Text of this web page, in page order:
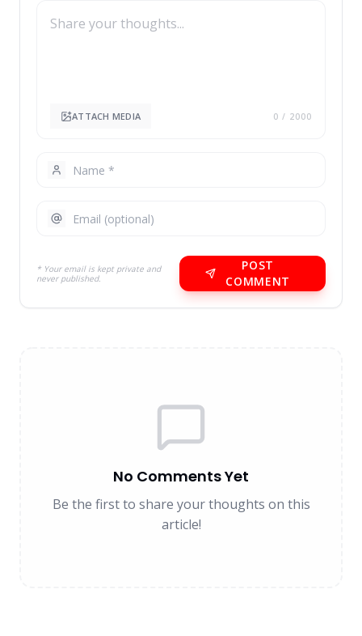
ATTACH MEDIA 0 / 2000
* Your email is kept private and
never published.
POST
COMMENT
No Comments Yet
Be the first to share your thoughts on this
article!